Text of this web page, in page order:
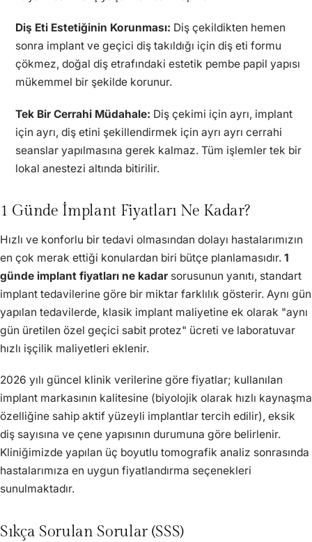
Diş Eti Estetiğinin Korunması: Diş çekildikten hemen
sonra implant ve geçici diş takıldığı için diş eti formu
çökmez, doğal diş etrafındaki estetik pembe papil yapısı
mükemmel bir şekilde korunur.
Tek Bir Cerrahi Müdahale: Diş çekimi için ayrı, implant
için ayrı, diş etini şekillendirmek için ayrı ayrı cerrahi
seanslar yapılmasına gerek kalmaz. Tüm işlemler tek bir
lokal anestezi altında bitirilir.
1 Günde İmplant Fiyatları Ne Kadar?
Hızlı ve konforlu bir tedavi olmasından dolayı hastalarımızın
en çok merak ettiği konulardan biri bütçe planlamasıdır. 1
günde implant fiyatları ne kadar sorusunun yanıtı, standart
implant tedavilerine göre bir miktar farklılık gösterir. Aynı gün
yapılan tedavilerde, klasik implant maliyetine ek olarak "aynı
gün üretilen özel geçici sabit protez" ücreti ve laboratuvar
hızlı işçilik maliyetleri eklenir.
2026 yılı güncel klinik verilerine göre fiyatlar; kullanılan
implant markasının kalitesine (biyolojik olarak hızlı kaynaşma
özelliğine sahip aktif yüzeyli implantlar tercih edilir), eksik
diş sayısına ve çene yapısının durumuna göre belirlenir.
Kliniğimizde yapılan üç boyutlu tomografik analiz sonrasında
hastalarımıza en uygun fiyatlandırma seçenekleri
sunulmaktadır.
Sıkça Sorulan Sorular (SSS)